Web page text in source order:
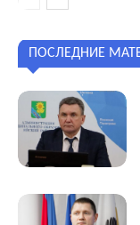
ПОСЛЕДНИЕ